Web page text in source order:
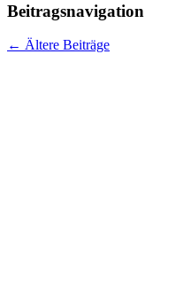
Beitragsnavigation
← Ältere Beiträge